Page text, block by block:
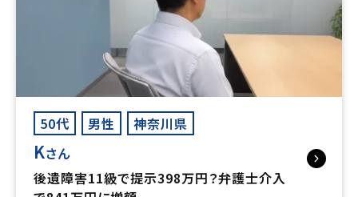
50代 男性 神奈川県
Kさん
後遺障害11級で提示398万円？弁護士介入